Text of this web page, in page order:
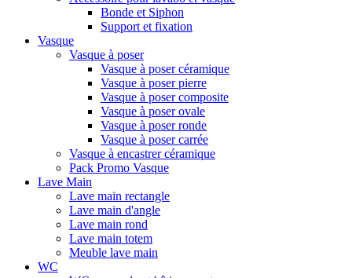
Bonde et Siphon
Support et fixation
Vasque
Vasque à poser
Vasque à poser céramique
Vasque à poser pierre
Vasque à poser composite
Vasque à poser ovale
Vasque à poser ronde
Vasque à poser carrée
Vasque à encastrer céramique
Pack Promo Vasque
Lave Main
Lave main rectangle
Lave main d'angle
Lave main rond
Lave main totem
Meuble lave main
WC